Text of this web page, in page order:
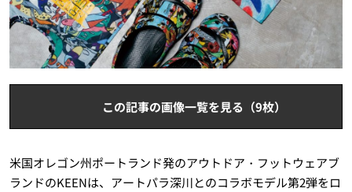
この記事の画像一覧を見る（9枚）
米国オレゴン州ポートランド発のアウトドア・フットウェアブ
ランドのKEENは、アートパラ深川とのコラボモデル第2弾をロ